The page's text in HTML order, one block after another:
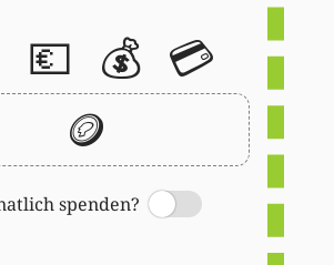
💶 💰 💳
🪙
spenden?
Switch